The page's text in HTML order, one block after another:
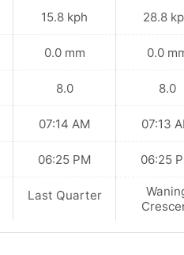
15.8 kph
0.0 mm
8.0
07:14 AM
06:25 PM
Last Quarter
28.8
0.0
8.0
07:13
06:25